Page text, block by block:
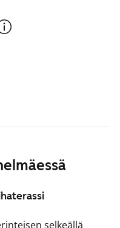
selkeällä